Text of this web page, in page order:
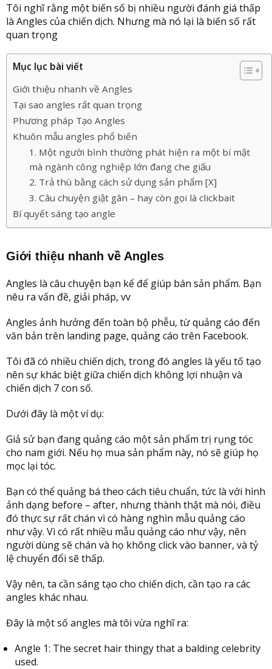
Tôi nghĩ rằng một biến số bị nhiều người đánh giá thấp
là Angles của chiến dịch. Nhưng mà nó lại là biến số rất
quan trọng
Mục lục bài viết
Giới thiệu nhanh về Angles
Tại sao angles rất quan trọng
Phương pháp Tạo Angles
Khuôn mẫu angles phổ biến
1. Một người bình thường phát hiện ra một bí mật
mà ngành công nghiệp lớn đang che giấu
2. Trả thù bằng cách sử dụng sản phẩm [X]
3. Câu chuyện giật gân – hay còn gọi là clickbait
Bí quyết sáng tạo angle
Giới thiệu nhanh về Angles
Angles là câu chuyện bạn kể để giúp bán sản phẩm. Bạn
nêu ra vấn đề, giải pháp, vv
Angles ảnh hưởng đến toàn bộ phễu, từ quảng cáo đến
văn bản trên landing page, quảng cáo trên Facebook.
Tôi đã có nhiều chiến dịch, trong đó angles là yếu tố tạo
nên sự khác biệt giữa chiến dịch không lợi nhuận và
chiến dịch 7 con số.
Dưới đây là một ví dụ:
Giả sử bạn đang quảng cáo một sản phẩm trị rụng tóc
cho nam giới. Nếu họ mua sản phẩm này, nó sẽ giúp họ
mọc lại tóc.
Bạn có thể quảng bá theo cách tiêu chuẩn, tức là với hình
ảnh dạng before – after, nhưng thành thật mà nói, điều
đó thực sự rất chán vì có hàng nghìn mẫu quảng cáo
như vậy. Vì có rất nhiều mẫu quảng cáo như vậy, nên
người dùng sẽ chán và họ không click vào banner, và tỷ
lệ chuyển đổi sẽ thấp.
Vậy nên, ta cần sáng tạo cho chiến dịch, cần tạo ra các
angles khác nhau.
Đây là một số angles mà tôi vừa nghĩ ra:
Angle 1: The secret hair thingy that a balding celebrity
used.